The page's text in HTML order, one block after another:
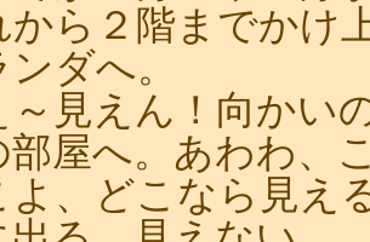
から２階までかけ
ダへ。
～見えん！向かい
部屋へ。あわわ、
よ、どこなら見え